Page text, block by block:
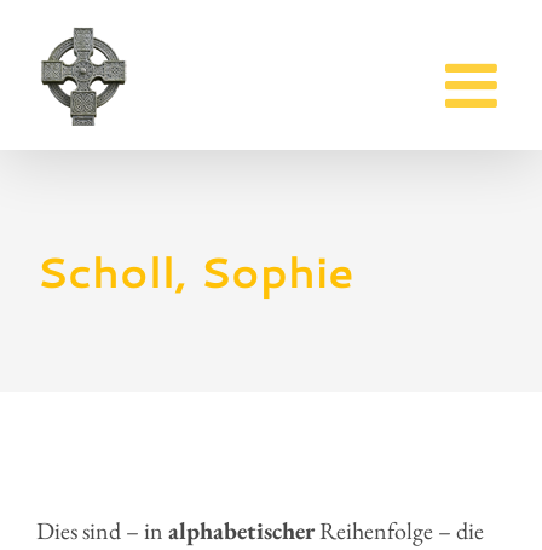
Inhalt
springen
Scholl, Sophie
Dies sind – inalphabetischerReihenfolge – die